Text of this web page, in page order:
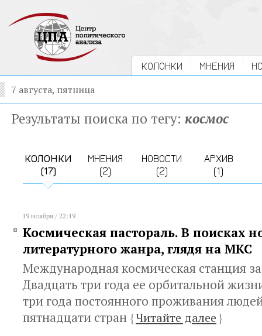
КОЛОНКИ МНЕНИЯ
7 августа, пятница
Результаты поиска по тегу: космос
КОЛОНКИ
(17)
МНЕНИЯ
(2)
НОВОСТИ
(2)
АРХИВ
(1)
19 ноября / 22:19
Космическая пастораль. В поисках
литературного жанра, глядя на МКС
Международная космическая станция
Двадцать три года ее орбитальной
три года постоянного проживания
пятнадцати стран {Читайте далее}